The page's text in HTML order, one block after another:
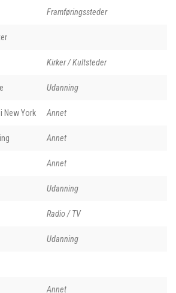
Framføringssteder
Kirker / Kultsteder
Udanning
New York Annet
Annet
Annet
Udanning
Radio / TV
Udanning
Annet